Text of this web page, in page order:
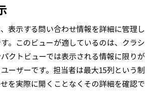
表示する問い合わせ情報を詳細に管理し
。このビューが適しているのは、クラシ
クトビューでは表示される情報に限りが
ーザーです。担当者は最大15列という制
を実際に開くことなくその詳細を確認で